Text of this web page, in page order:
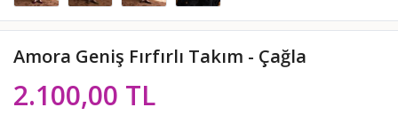
Amora Geniş Fırfırlı Takım - Çağla
2.100,00 TL